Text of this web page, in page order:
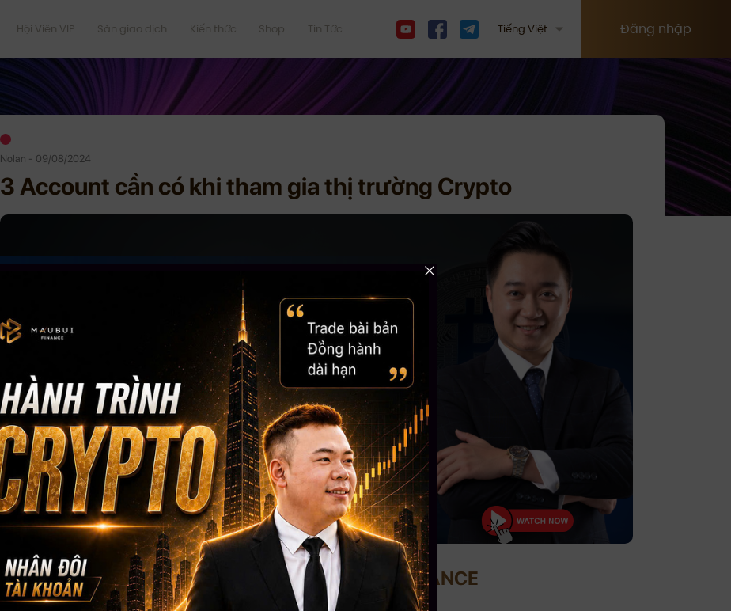
Hội Viên VIP Sàn giao dịch Kiến thức Shop Tin Tức Tiếng Việt Đăng nhập
Nolan - 09/08/2024
3 Account cần có khi tham gia thị trường Crypto
FOUNDER & CEO MAU BUI FINANCE
CEO MBF